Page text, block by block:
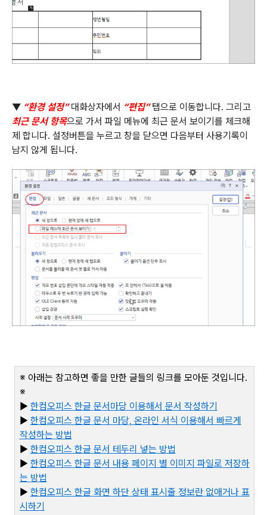
▼ “환경 설정” 대화상자에서 “편집” 탭으로 이동합니다. 그리고
최근 문서 항목으로 가서 파일 메뉴에 최근 문서 보이기를 체크해
제 합니다. 설정버튼을 누르고 창을 닫으면 다음부터 사용기록이
남지 않게 됩니다.
※ 아래는 참고하면 좋을 만한 글들의 링크를 모아둔 것입니다.
※
▶ 한컴오피스 한글 문서마당 이용해서 문서 작성하기
▶ 한컴오피스 한글 문서 마당, 온라인 서식 이용해서 빠르게
작성하는 방법
▶ 한컴오피스 한글 문서 테두리 넣는 방법
▶ 한컴오피스 한글 문서 내용 페이지 별 이미지 파일로 저장하
는 방법
▶ 한컴오피스 한글 화면 하단 상태 표시줄 정보란 없애거나 표
시하기